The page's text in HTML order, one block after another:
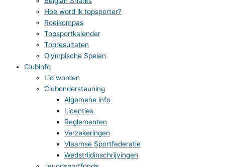
Hoe word ik topsporter?
Roeikompas
Topsportkalender
Topresultaten
Olympische Spelen
Clubinfo
Lid worden
Clubondersteuning
Algemene info
Licenties
Reglementen
Verzekeringen
Vlaamse Sportfederatie
Wedstrijdinschrijvingen